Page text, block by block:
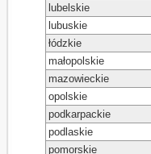
lubelskie
lubuskie
łódzkie
małopolskie
mazowieckie
opolskie
podkarpackie
podlaskie
pomorskie